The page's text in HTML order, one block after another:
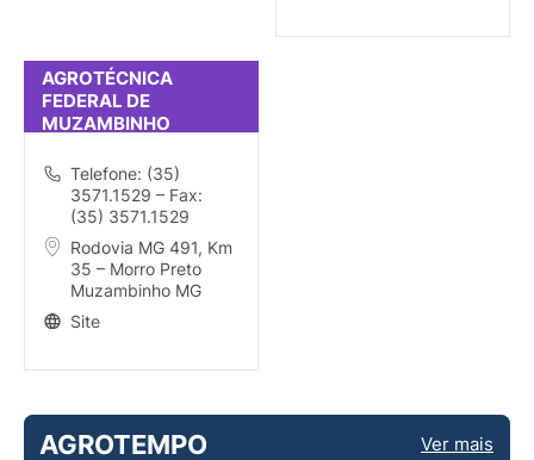
AGROTÉCNICA
FEDERAL DE
MUZAMBINHO
Telefone: (35)
3571.1529 – Fax:
(35) 3571.1529
Rodovia MG 491, Km
35 – Morro Preto
Muzambinho MG
Site
AGROTEMPO Ver mais